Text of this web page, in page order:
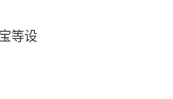
等设